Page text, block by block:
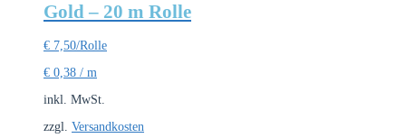
Gold – 20 m Rolle
€ 7,50/Rolle
€ 0,38 / m
inkl. MwSt.
zzgl. Versandkosten